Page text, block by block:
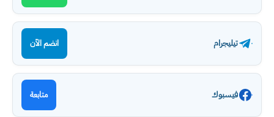
تيليجرام انضم الآن
فيسبوك متابعة